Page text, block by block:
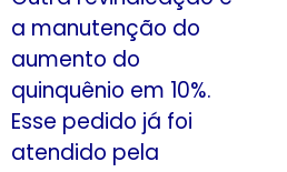
a manutenção do
aumento do
quinquênio em 10%.
Esse pedido já foi
atendido pela